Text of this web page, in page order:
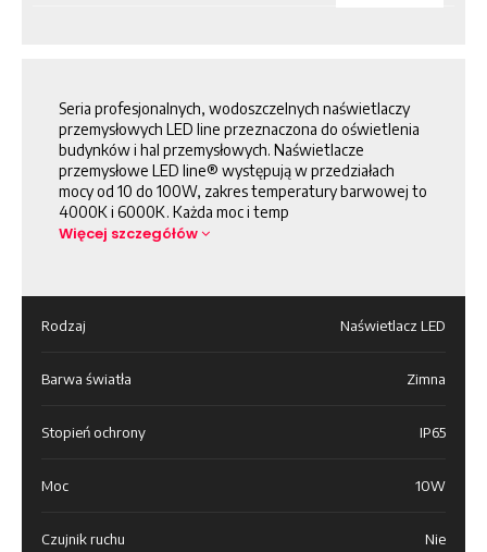
Seria profesjonalnych, wodoszczelnych naświetlaczy
przemysłowych LED line przeznaczona do oświetlenia
budynków i hal przemysłowych. Naświetlacze
przemysłowe LED line® występują w przedziałach
mocy od 10 do 100W, zakres temperatury barwowej to
4000K i 6000K. Każda moc i temp
Więcej szczegółów
Rodzaj Naświetlacz LED
Barwa światła Zimna
Stopień ochrony IP65
Moc 10W
Czujnik ruchu Nie